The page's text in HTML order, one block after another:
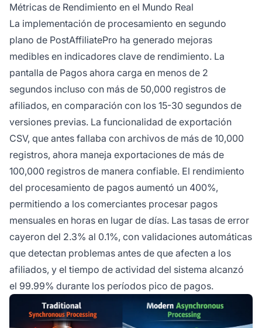
Métricas de Rendimiento en el Mundo Real
La implementación de procesamiento en segundo
plano de PostAffiliatePro ha generado mejoras
medibles en indicadores clave de rendimiento. La
pantalla de Pagos ahora carga en menos de 2
segundos incluso con más de 50,000 registros de
afiliados, en comparación con los 15-30 segundos de
versiones previas. La funcionalidad de exportación
CSV, que antes fallaba con archivos de más de 10,000
registros, ahora maneja exportaciones de más de
100,000 registros de manera confiable. El rendimiento
del procesamiento de pagos aumentó un 400%,
permitiendo a los comerciantes procesar pagos
mensuales en horas en lugar de días. Las tasas de error
cayeron del 2.3% al 0.1%, con validaciones automáticas
que detectan problemas antes de que afecten a los
afiliados, y el tiempo de actividad del sistema alcanzó
el 99.99% durante los períodos pico de pagos.